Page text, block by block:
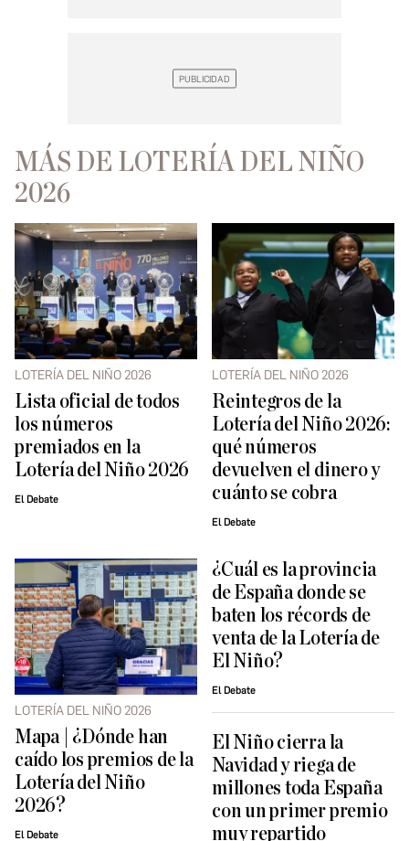
MÁS DE LOTERÍA DEL NIÑO
2026
LOTERÍA DEL NIÑO 2026
Lista oficial de todos
los números
premiados en la
Lotería del Niño 2026
El Debate
LOTERÍA DEL NIÑO 2026
Reintegros de la
Lotería del Niño 2026:
qué números
devuelven el dinero y
cuánto se cobra
El Debate
LOTERÍA DEL NIÑO 2026
Mapa | ¿Dónde han
caído los premios de la
Lotería del Niño
2026?
El Debate
¿Cuál es la provincia
de España donde se
baten los récords de
venta de la Lotería de
El Niño?
El Debate
El Niño cierra la
Navidad y riega de
millones toda España
con un primer premio
muy repartido